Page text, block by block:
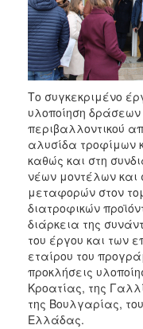
2006
ΤΟΠΟΣ
ΠΟΛΙΤΙΣΜΟΣ
ΑΝΘΕΚΤΙΚΗ
ΠΟΛΗ
Το συγκεκριμένο
υλοποίηση δράσεων
περιβαλλοντικού
αλυσίδα τροφίμων
καθώς και στη
νέων μοντέλων και
μεταφορών στον
διατροφικών
διάρκεια της
του έργου και των
εταίρου του
προκλήσεις
Κροατίας, της
της Βουλγαρίας,
Ελλάδας.